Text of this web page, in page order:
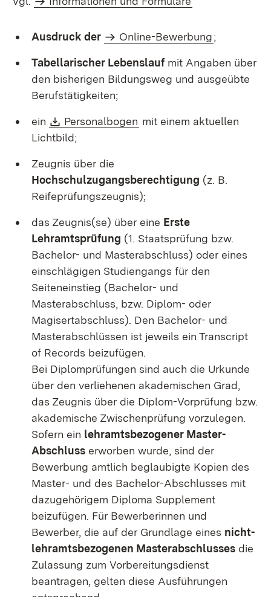
Ausdruck der Online-Bewerbung;
Tabellarischer Lebenslauf mit Angaben über
den bisherigen Bildungsweg und ausgeübte
Berufstätigkeiten;
ein Download:
Personalbogen (Öffnet in neuem Fenster)
mit einem aktuellen
Lichtbild;
Zeugnis über die
Hochschulzugangsberechtigung (z. B.
Reifeprüfungszeugnis);
das Zeugnis(se) über eine Erste
Lehramtsprüfung (1. Staatsprüfung bzw.
Bachelor- und Masterabschluss) oder eines
einschlägigen Studiengangs für den
Seiteneinstieg (Bachelor- und
Masterabschluss, bzw. Diplom- oder
Magisertabschluss). Den Bachelor- und
Masterabschlüssen ist jeweils ein Transcript
of Records beizufügen.
Bei Diplomprüfungen sind auch die Urkunde
über den verliehenen akademischen Grad,
das Zeugnis über die Diplom-Vorprüfung bzw.
akademische Zwischenprüfung vorzulegen.
Sofern ein lehramtsbezogener Master-
Abschluss erworben wurde, sind der
Bewerbung amtlich beglaubigte Kopien des
Master- und des Bachelor-Abschlusses mit
dazugehörigem Diploma Supplement
beizufügen. Für Bewerberinnen und
Bewerber, die auf der Grundlage eines nicht-
lehramtsbezogenen Masterabschlusses die
Zulassung zum Vorbereitungsdienst
beantragen, gelten diese Ausführungen